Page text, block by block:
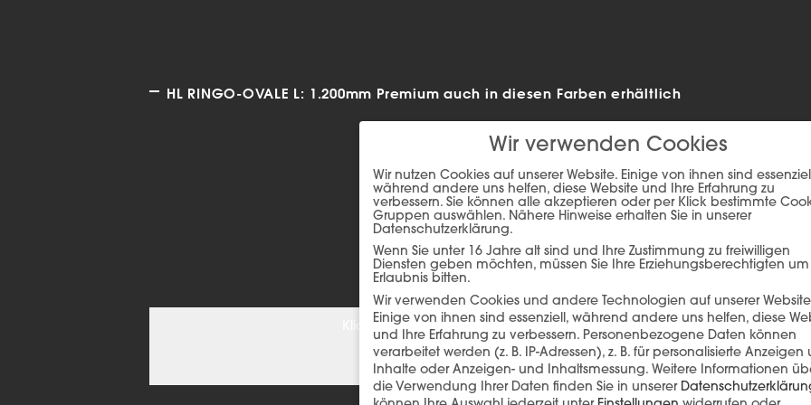
HL RINGO-OVALE L: 1.200mm Premium auch in diesen Farben erhältlich
Klicken Sie auf den unteren Button, um den Inhalt von player.flipsnack.com
Inhalt laden
Wir verwenden Cookies
Wir nutzen Cookies auf unserer Website. Einige von ihnen sind
während andere uns helfen, diese Website und Ihre Erfahrung zu
verbessern. Sie können alle akzeptieren oder per Klick bestimmte
Gruppen auswählen. Nähere Hinweise erhalten Sie in unserer
Datenschutzerklärung.
Wenn Sie unter 16 Jahre alt sind und Ihre Zustimmung zu freiwilligen
Diensten geben möchten, müssen Sie Ihre Erziehungsberechtigten um
Erlaubnis bitten.
Wir verwenden Cookies und andere Technologien auf unserer
Einige von ihnen sind essenziell, während andere uns helfen, diese
und Ihre Erfahrung zu verbessern. Personenbezogene Daten können
verarbeitet werden (z. B. IP-Adressen), z. B. für personalisierte Anzeigen
Inhalte oder Anzeigen- und Inhaltsmessung. Weitere Informationen
die Verwendung Ihrer Daten finden Sie in unserer